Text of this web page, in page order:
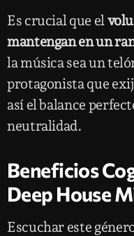
Es crucial que el
mantengan en un
la música sea un
protagonista que
así el balance
neutralidad.
Beneficios
Deep House
Escuchar este